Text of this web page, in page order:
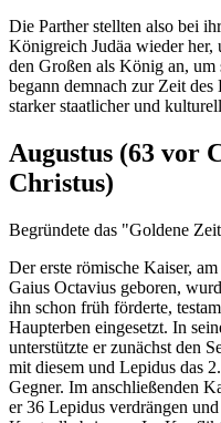
Die Parther stellten also bei
Königreich Judäa wieder her,
den Großen als König an,
begann demnach zur Zeit
starker staatlicher und
Augustus (63 vor
Christus)
Begründete das "Goldene
Der erste römische Kaiser, am
Gaius Octavius geboren,
ihn schon früh förderte,
Haupterben eingesetzt. In
unterstützte er zunächst den
mit diesem und Lepidus das
Gegner. Im anschließenden
er36 Lepidus verdrängen